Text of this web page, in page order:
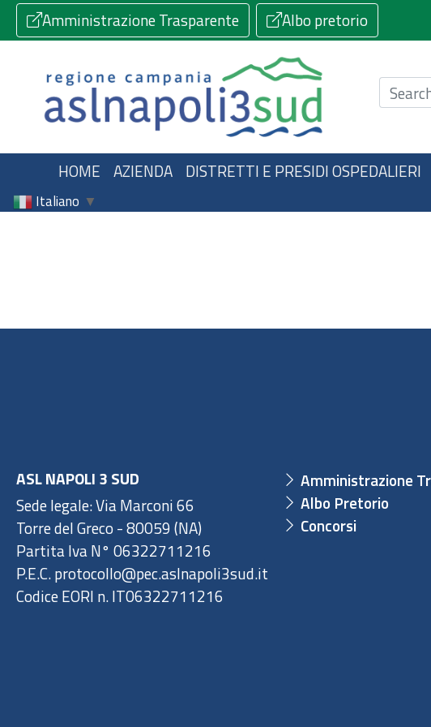
Amministrazione Trasparente Albo pretorio
Cerca
HOME AZIENDA DISTRETTI E PRESIDI OSPEDALIERI
Italiano ▼
ASL NAPOLI 3 SUD
Sede legale: Via Marconi 66
Torre del Greco - 80059 (NA)
Partita Iva N° 06322711216
P.E.C. protocollo@pec.aslnapoli3sud.it
Codice EORI n. IT06322711216
Amministrazione
Albo Pretorio
Concorsi